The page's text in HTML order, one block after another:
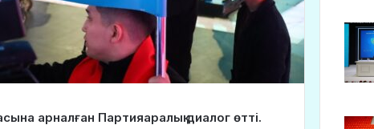
арналған Партияаралық диалог өтті.